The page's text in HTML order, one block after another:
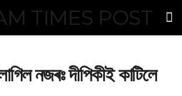
নজৰঃ দীপিকীই কাটিলে